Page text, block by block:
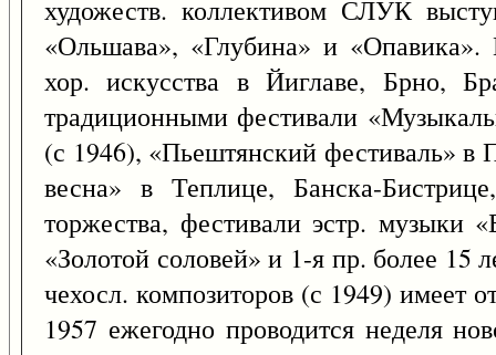
художеств. коллективом СЛУК
«Ольшава», «Глубина» и «Опавика».
хор. искусства в Йиглаве, Брно,
традиционными фестивали
(с 1946), «Пьештянский фестиваль»
весна» в Теплице, Банска-
торжества, фестивали эстр. музыки
«Золотой соловей» и 1-я пр. более
чехосл. композиторов (с 1949) имеет
1957 ежегодно проводится неделя